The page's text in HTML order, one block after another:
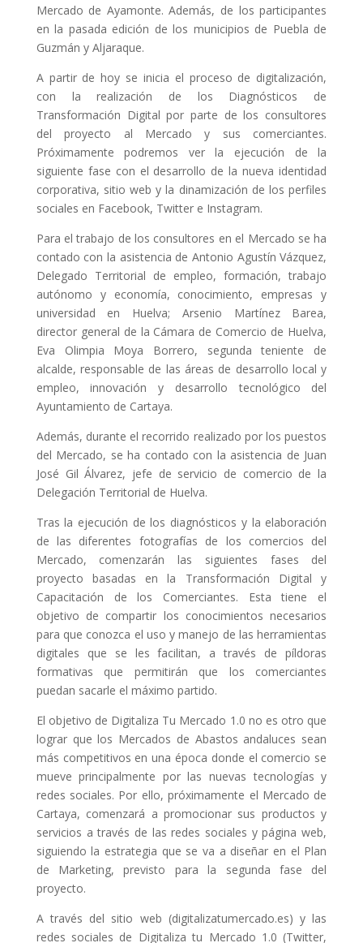
Mercado de Ayamonte. Además, de los participantes
en la pasada edición de los municipios de Puebla de
Guzmán y Aljaraque.
A partir de hoy se inicia el proceso de digitalización,
con la realización de los Diagnósticos de
Transformación Digital por parte de los consultores
del proyecto al Mercado y sus comerciantes.
Próximamente podremos ver la ejecución de la
siguiente fase con el desarrollo de la nueva identidad
corporativa, sitio web y la dinamización de los perfiles
sociales en Facebook, Twitter e Instagram.
Para el trabajo de los consultores en el Mercado se ha
contado con la asistencia de Antonio Agustín Vázquez,
Delegado Territorial de empleo, formación, trabajo
autónomo y economía, conocimiento, empresas y
universidad en Huelva; Arsenio Martínez Barea,
director general de la Cámara de Comercio de Huelva,
Eva Olimpia Moya Borrero, segunda teniente de
alcalde, responsable de las áreas de desarrollo local y
empleo, innovación y desarrollo tecnológico del
Ayuntamiento de Cartaya.
Además, durante el recorrido realizado por los puestos
del Mercado, se ha contado con la asistencia de Juan
José Gil Álvarez, jefe de servicio de comercio de la
Delegación Territorial de Huelva.
Tras la ejecución de los diagnósticos y la elaboración
de las diferentes fotografías de los comercios del
Mercado, comenzarán las siguientes fases del
proyecto basadas en la Transformación Digital y
Capacitación de los Comerciantes. Esta tiene el
objetivo de compartir los conocimientos necesarios
para que conozca el uso y manejo de las herramientas
digitales que se les facilitan, a través de píldoras
formativas que permitirán que los comerciantes
puedan sacarle el máximo partido.
El objetivo de Digitaliza Tu Mercado 1.0 no es otro que
lograr que los Mercados de Abastos andaluces sean
más competitivos en una época donde el comercio se
mueve principalmente por las nuevas tecnologías y
redes sociales. Por ello, próximamente el Mercado de
Cartaya, comenzará a promocionar sus productos y
servicios a través de las redes sociales y página web,
siguiendo la estrategia que se va a diseñar en el Plan
de Marketing, previsto para la segunda fase del
proyecto.
A través del sitio web (digitalizatumercado.es) y las
redes sociales de Digitaliza tu Mercado 1.0 (Twitter,